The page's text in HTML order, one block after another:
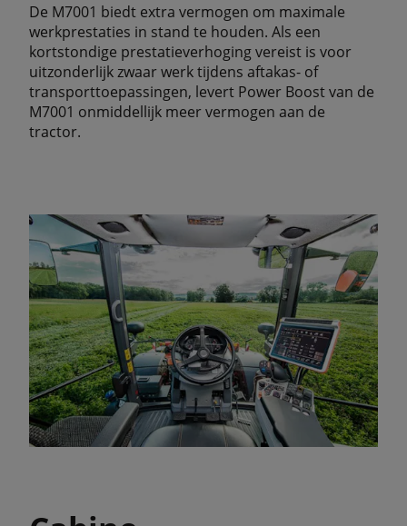
De M7001 biedt extra vermogen om maximale
werkprestaties in stand te houden. Als een
kortstondige prestatieverhoging vereist is voor
uitzonderlijk zwaar werk tijdens aftakas- of
transporttoepassingen, levert Power Boost van de
M7001 onmiddellijk meer vermogen aan de
tractor.